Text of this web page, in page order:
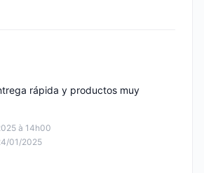
à 14h00
01/2025
rápida y productos muy